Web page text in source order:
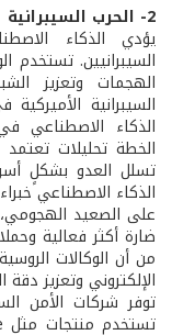
2- الحرب السيبرانية
يؤدي الذكاء
السيبرانيين. تستخدم
الهجمات وتعزيز
الذكاء الاصطناعي
الخطة تحليلات
تسلل العدو بشكلٍ
الذكاء الاصطناعي
على الصعيد
ضارة أكثر فعالية
من أن الوكالات
الإلكتروني وتعزيز دقة
توفر شركات الأمن